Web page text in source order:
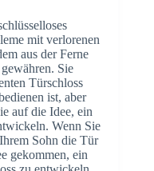
mit verlorenen
aus der Ferne
Sie
Türschloss
ist, aber
auf die Idee, ein
Wenn Sie
Sohn die Tür
gekommen, ein